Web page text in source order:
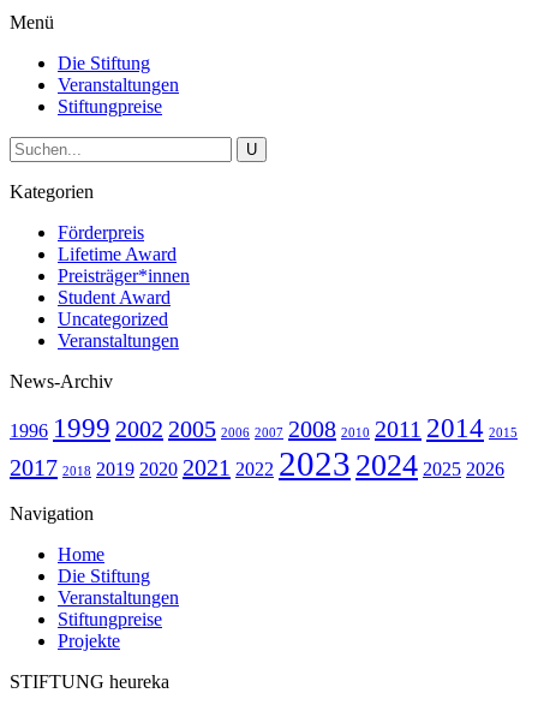
Menü
Die Stiftung
Veranstaltungen
Stiftungpreise
Kategorien
Förderpreis
Lifetime Award
Preisträger*innen
Student Award
Uncategorized
Veranstaltungen
News-Archiv
1996 1999 2002 2005 2006 2007 2008 2010 2011 2014 2015
2017 2018 2019 2020 2021 2022 2023 2024 2025 2026
Navigation
Home
Die Stiftung
Veranstaltungen
Stiftungpreise
Projekte
STIFTUNG heureka